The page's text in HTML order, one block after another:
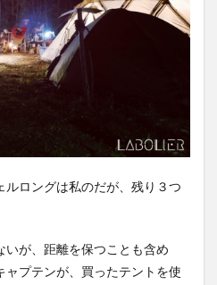
ロングは私のだが、残り３つ
が、距離を保つことも含め
ャプテンが、買ったテントを使